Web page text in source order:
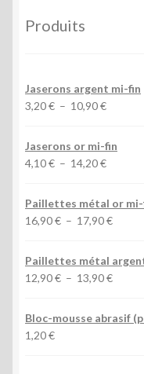
Produits
Jaserons argent mi-fin
3,20€ – 10,90€Plage
prix :
Jaserons or mi-fin
4,10€ – 14,20€Plage
prix :
4,10 €
Paillettes métal or
16,90€ – 17,90€Plage
Paillettes métal
12,90€ – 13,90€Plage
prix :
Bloc-mousse abrasif
1,20€